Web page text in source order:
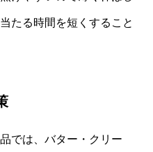
たる時間を短くすること
では、バター・クリー